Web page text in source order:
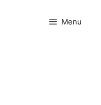
Menu